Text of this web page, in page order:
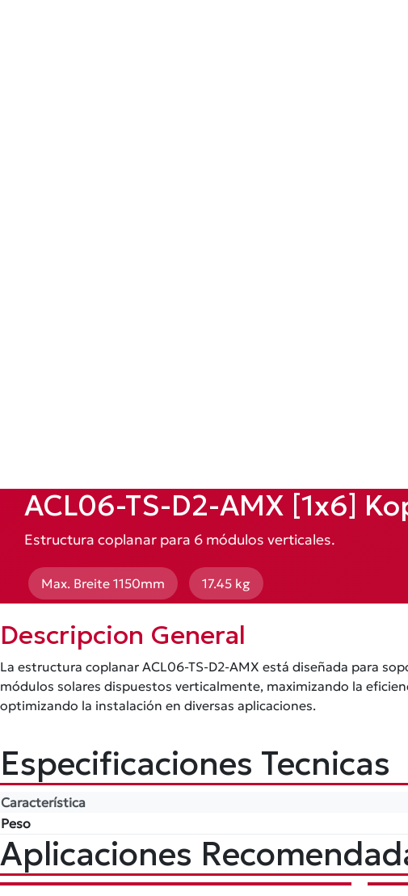
ACL06-TS-D2-AMX [1x6]
Estructura coplanar para 6 módulos verticales.
Max. Breite 1150mm 17.45 kg
Descripcion General
La estructura coplanar ACL06-TS-D2-AMX está diseñada para
módulos solares dispuestos verticalmente, maximizando la
optimizando la instalación en diversas aplicaciones.
Especificaciones Tecnicas
Característica
Peso
Aplicaciones